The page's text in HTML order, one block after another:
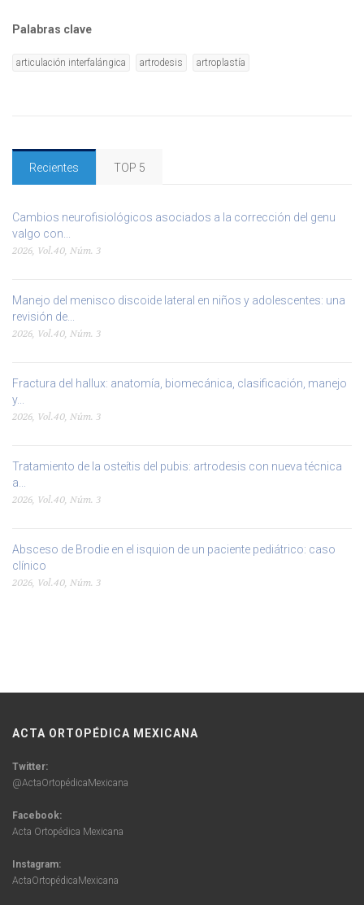
Palabras clave
articulación interfalángica artrodesis artroplastía
Recientes TOP 5
Cambios neurofisiológicos asociados a la corrección del genu
valgo con...
2026, Vol.40, Núm. 3
Manejo del menisco discoide lateral en niños y adolescentes: una
revisión de...
2026, Vol.40, Núm. 3
Fractura del hallux: anatomía, biomecánica, clasificación, manejo
y...
2026, Vol.40, Núm. 3
Tratamiento de la osteítis del pubis: artrodesis con nueva técnica
a...
2026, Vol.40, Núm. 3
Absceso de Brodie en el isquion de un paciente pediátrico: caso
clínico
2026, Vol.40, Núm. 3
ACTA ORTOPÉDICA MEXICANA
Twitter:
@ActaOrtopédicaMexicana
Facebook:
Acta Ortopédica Mexicana
Instagram:
ActaOrtopédicaMexicana